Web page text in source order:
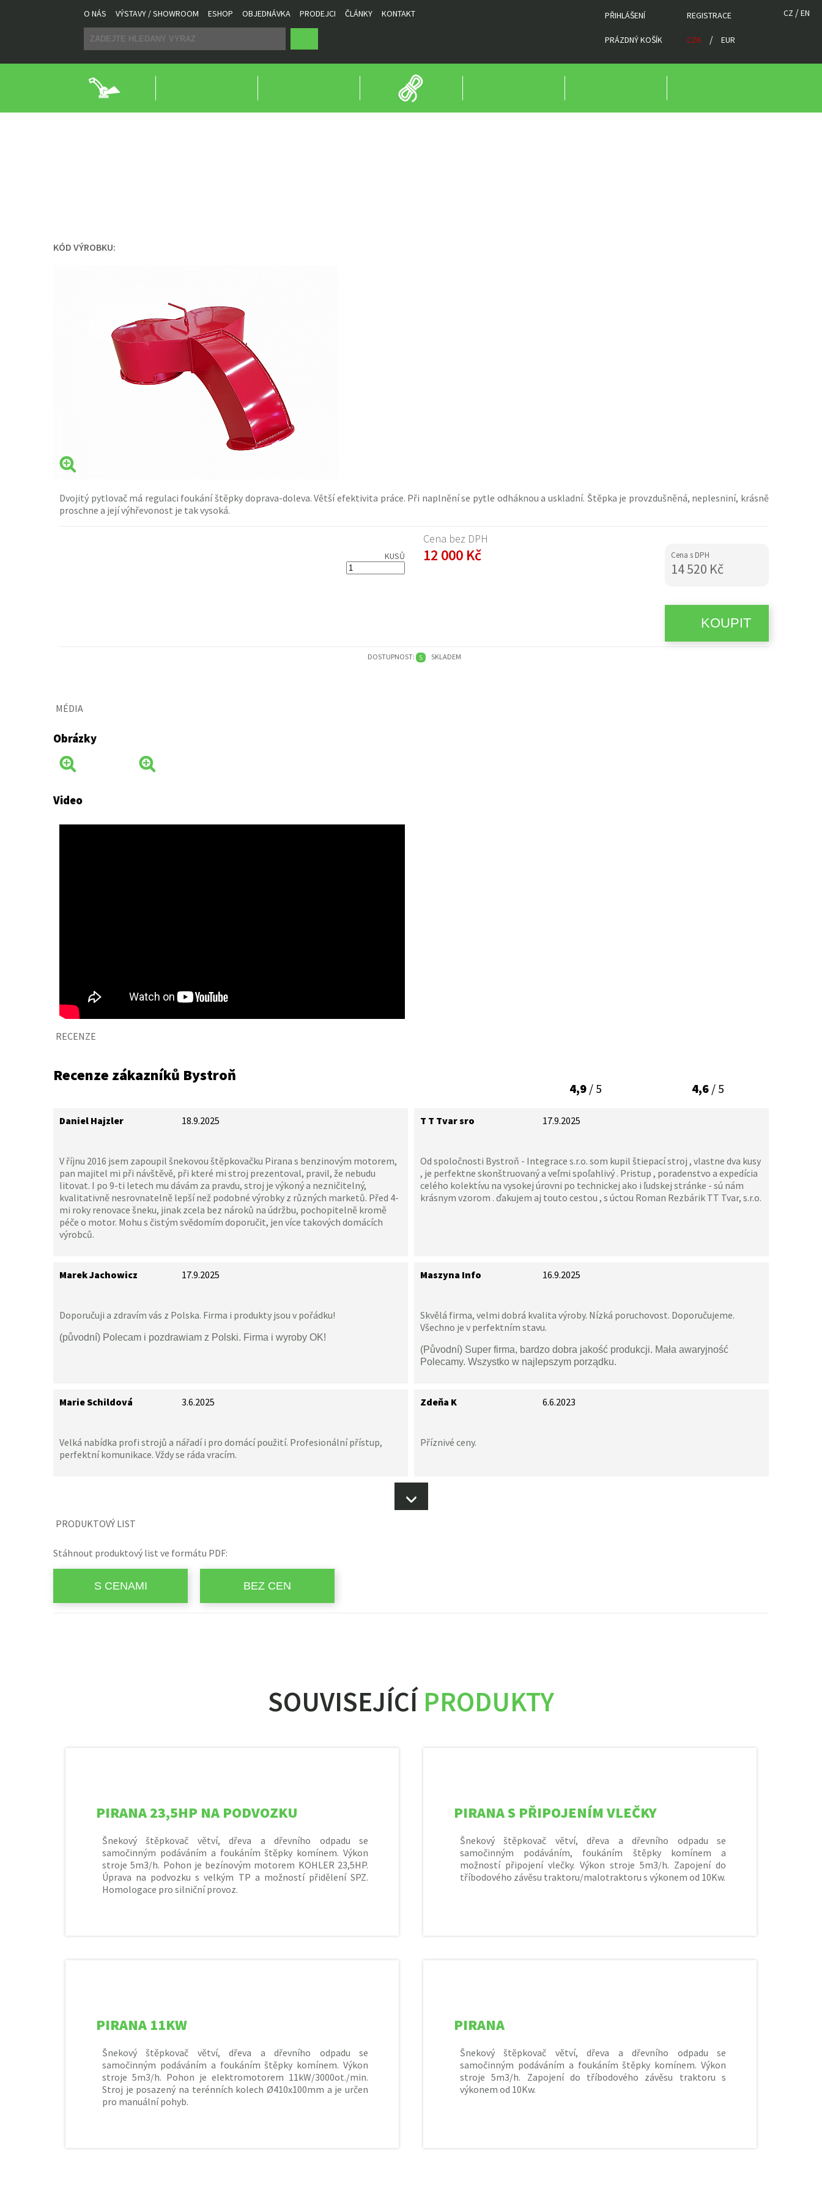
O NÁS VÝSTAVY / SHOWROOM ESHOP OBJEDNÁVKA PRODEJCI ČLÁNKY KONTAKT PŘIHLÁŠENÍ REGISTRACE
PRÁZDNÝ KOŠÍK CZK / EUR
CZ /EN
KÓD VÝROBKU:
Dvojitý pytlovač má regulaci foukání štěpky doprava-doleva. Větší efektivita práce. Při naplnění se pytle odháknou a uskladní. Štěpka je provzdušněná, neplesniní, krásně
proschne a její výhřevonost je tak vysoká.
KUSŮ
Cena bez DPH
12 000 Kč Cena s DPH
14 520 Kč
DOSTUPNOST: S SKLADEM
MÉDIA
Obrázky
Video
RECENZE
Recenze zákazníků Bystroň
4,9/ 5 4,6/ 5
Daniel Hajzler 18.9.2025
V říjnu 2016 jsem zapoupil šnekovou štěpkovačku Pirana s benzinovým motorem,
pan majitel mi při návštěvě, při které mi stroj prezentoval, pravil, že nebudu
litovat. I po 9-ti letech mu dávám za pravdu, stroj je výkoný a nezničitelný,
kvalitativně nesrovnatelně lepší než podobné výrobky z různých marketů. Před 4-
mi roky renovace šneku, jinak zcela bez nároků na údržbu, pochopitelně kromě
péče o motor. Mohu s čistým svědomím doporučit, jen více takových domácích
výrobců.
T T Tvar sro 17.9.2025
Od spoločnosti Bystroň - Integrace s.r.o. som kupil štiepací stroj , vlastne dva kusy
, je perfektne skonštruovaný a veľmi spoľahlivý . Pristup , poradenstvo a expedícia
celého kolektívu na vysokej úrovni po technickej ako i ľudskej stránke - sú nám
krásnym vzorom . ďakujem aj touto cestou , s úctou Roman Rezbárik TT Tvar, s.r.o.
Marek Jachowicz 17.9.2025
Doporučuji a zdravím vás z Polska. Firma i produkty jsou v pořádku!
(původní) Polecam i pozdrawiam z Polski. Firma i wyroby OK!
Maszyna Info 16.9.2025
Skvělá firma, velmi dobrá kvalita výroby. Nízká poruchovost. Doporučujeme.
Všechno je v perfektním stavu.
(Původní) Super firma, bardzo dobra jakość produkcji. Mała awaryjność
Polecamy. Wszystko w najlepszym porządku.
Marie Schildová 3.6.2025
Velká nabídka profi strojů a nářadí i pro domácí použití. Profesionální přístup,
perfektní komunikace. Vždy se ráda vracím.
Zdeňa K 6.6.2023
Příznivé ceny.
PRODUKTOVÝ LIST
Stáhnout produktový list ve formátu PDF:
SOUVISEJÍCÍ PRODUKTY
PIRANA 23,5HP NA PODVOZKU
Šnekový štěpkovač větví, dřeva a dřevního odpadu se
samočinným podáváním a foukáním štěpky komínem. Výkon
stroje 5m3/h. Pohon je bezínovým motorem KOHLER 23,5HP.
Úprava na podvozku s velkým TP a možností přidělení SPZ.
Homologace pro silniční provoz.
PIRANA S PŘIPOJENÍM VLEČKY
Šnekový štěpkovač větví, dřeva a dřevního odpadu se
samočinným podáváním, foukáním štěpky komínem a
možností připojení vlečky. Výkon stroje 5m3/h. Zapojení do
tříbodového závěsu traktoru/malotraktoru s výkonem od 10Kw.
PIRANA 11KW
Šnekový štěpkovač větví, dřeva a dřevního odpadu se
samočinným podáváním a foukáním štěpky komínem. Výkon
stroje 5m3/h. Pohon je elektromotorem 11kW/3000ot./min.
Stroj je posazený na terénních kolech Ø410x100mm a je určen
pro manuální pohyb.
PIRANA
Šnekový štěpkovač větví, dřeva a dřevního odpadu se
samočinným podáváním a foukáním štěpky komínem. Výkon
stroje 5m3/h. Zapojení do tříbodového závěsu traktoru s
výkonem od 10Kw.